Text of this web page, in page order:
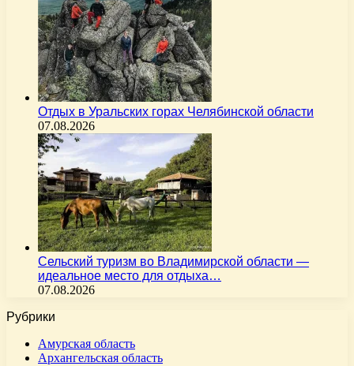
Отдых в Уральских горах Челябинской области
07.08.2026
Сельский туризм во Владимирской области —
идеальное место для отдыха…
07.08.2026
Рубрики
Амурская область
Архангельская область